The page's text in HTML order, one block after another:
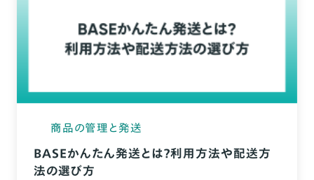
商品の管理と発送
BASEかんたん発送とは？利用方法や配送方
法の選び方